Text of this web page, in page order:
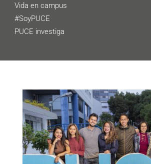
Vida en campus
#SoyPUCE
PUCE investiga